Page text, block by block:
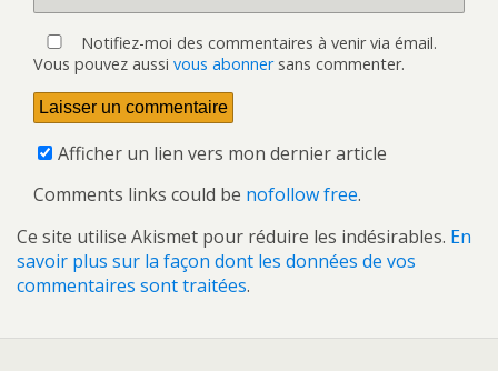
Notifiez-moi des commentaires à venir via émail.
Vous pouvez aussi vous abonnersans commenter.
Afficher un lien vers mon dernier article
Comments links could be nofollow free.
Ce site utilise Akismet pour réduire les indésirables. En
savoir plus sur la façon dont les données de vos
commentaires sont traitées.